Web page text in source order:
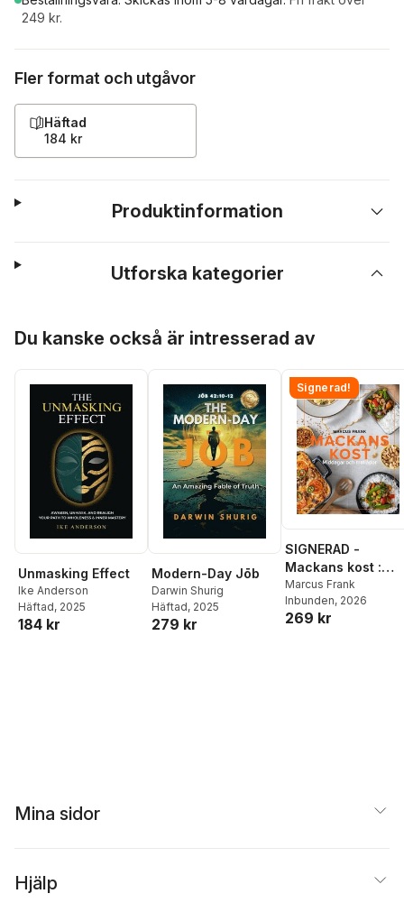
249 kr.
Fler format och utgåvor
Häftad
184 kr
Produktinformation
Utforska kategorier
Du kanske också är intresserad av
Unmasking Effect
Ike Anderson
Häftad, 2025
184 kr
Modern-Day Jōb
Darwin Shurig
Häftad, 2025
279 kr
Signerad!
SIGNERAD -
Mackans kost :
Middagar och
matlådor
Marcus Frank
Inbunden, 2026
269 kr
Mina sidor
Hjälp